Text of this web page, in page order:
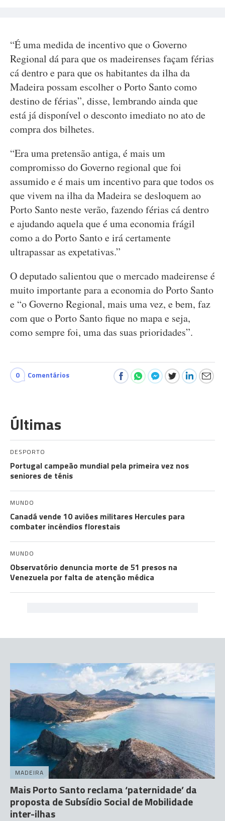
“É uma medida de incentivo que o Governo
Regional dá para que os madeirenses façam férias
cá dentro e para que os habitantes da ilha da
Madeira possam escolher o Porto Santo como
destino de férias”, disse, lembrando ainda que
está já disponível o desconto imediato no ato de
compra dos bilhetes.
“Era uma pretensão antiga, é mais um
compromisso do Governo regional que foi
assumido e é mais um incentivo para que todos os
que vivem na ilha da Madeira se desloquem ao
Porto Santo neste verão, fazendo férias cá dentro
e ajudando aquela que é uma economia frágil
como a do Porto Santo e irá certamente
ultrapassar as expetativas.”
O deputado salientou que o mercado madeirense é
muito importante para a economia do Porto Santo
e “o Governo Regional, mais uma vez, e bem, faz
com que o Porto Santo fique no mapa e seja,
como sempre foi, uma das suas prioridades”.
0 Comentários
Últimas
DESPORTO
Portugal campeão mundial pela primeira vez nos
seniores de ténis
MUNDO
Canadá vende 10 aviões militares Hercules para
combater incêndios florestais
MUNDO
Observatório denuncia morte de 51 presos na
Venezuela por falta de atenção médica
MADEIRA
Mais Porto Santo reclama ‘paternidade’ da
proposta de Subsídio Social de Mobilidade
inter-ilhas